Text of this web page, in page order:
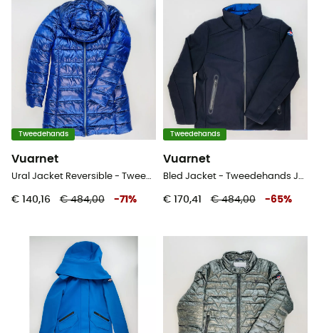
Tweedehands
Vuarnet
Ural Jacket Reversible - Tweedehands Donsjack - Dames - Veelkleurig - S
€ 140,16 € 484,00 -71 %
Tweedehands
Vuarnet
Bled Jacket - Tweedehands Jas - Heren - Zwart - L
€ 170,41 € 484,00 -65%